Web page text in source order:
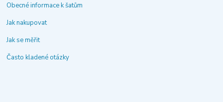
Obecné informace k šatům
Jak nakupovat
Jak se měřit
Často kladené otázky